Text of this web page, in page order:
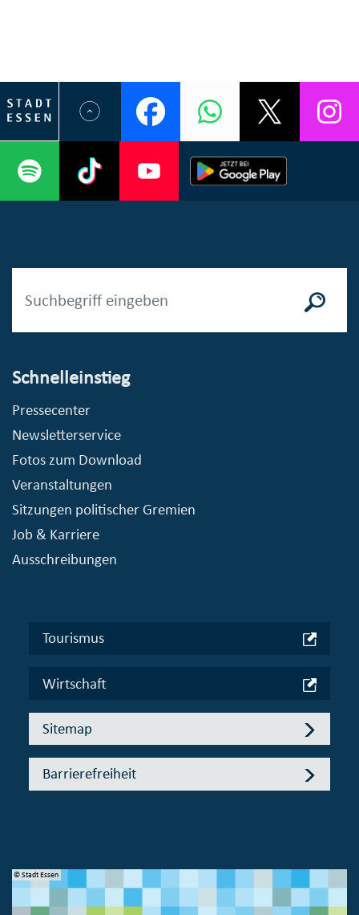
Schnelleinstieg
Pressecenter
Newsletterservice
Fotos zum Download
Veranstaltungen
Sitzungen politischer Gremien
Job & Karriere
Ausschreibungen
Tourismus
Wirtschaft
Sitemap
Barrierefreiheit
© Stadt Essen